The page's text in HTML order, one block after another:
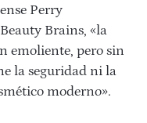
Perry
Brains, «la
emoliente, pero sin
la seguridad ni la
moderno».